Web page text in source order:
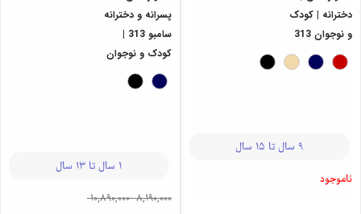
دخترانه | کودک
و نوجوان 313
9 سال تا 15 سال
ناموجود
پسرانه و دخترانه
سامبو 313 |
کودک و نوجوان
1 سال تا 13 سال
8,190,000
-
10,890,000